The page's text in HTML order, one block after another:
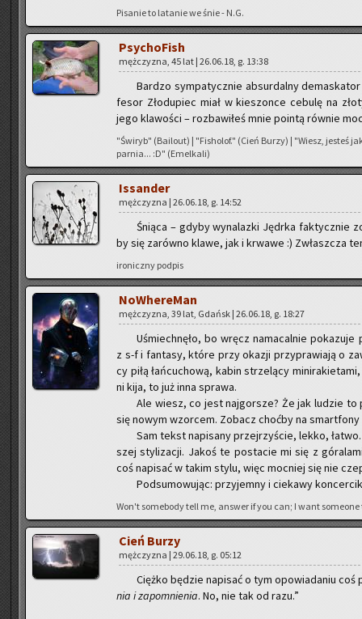
Pi­sa­nie to la­ta­nie we śnie - N.G.
Psy­cho­Fish
męż­czy­zna, 45 lat | 26.06.18, g. 13:38
Bar­dzo sym­pa­tycz­nie ab­sur­dal­ny
fe­sor Zło­du­piec miał w kie­szon­ce ce­bu­lę na
jego kla­wo­ści – roz­ba­wi­łeś mnie po­in­tą rów­nie
"Świ­ryb" (Ba­ilo­ut) | "Fi­sho­lof." (Cień Burzy) | "Wiesz,
par­nia... :D" (Emel­ka­li)
Is­san­der
męż­czy­zna | 26.06.18, g. 14:52
Śnią­ca – gdyby wy­na­laz­ki Ję­dr­ka fak­tycz­nie
by się za­rów­no klawe, jak i krwa­we :) Zwłasz­cza
iro­nicz­ny pod­pis
No­Whe­re­Man
męż­czy­zna, 39 lat, Gdańsk | 26.06.18, g. 18:27
Uśmiech­nę­ło, bo wręcz na­ma­cal­nie
z s-f i fan­ta­sy, które przy oka­zji przy­pra­wia­ją o
cy piłą łań­cu­cho­wą, kabin strze­lą­cy
ni kija, to już inna spra­wa.
Ale wiesz, co jest naj­gor­sze? Że jak lu­dzie
się nowym wzor­cem. Zo­bacz choć­by na smart­fo­ny
Sam tekst na­pi­sa­ny przej­rzy­ście, lekko,
szej sty­li­za­cji. Jakoś te po­sta­cie mi się z
coś na­pi­sać w takim stylu, więc moc­niej się nie
Pod­su­mo­wu­jąc: przy­jem­ny i cie­ka­wy
Won't so­me­bo­dy tell me, an­swer if you can; I want
Cień Burzy
męż­czy­zna | 29.06.18, g. 05:12
Cięż­ko bę­dzie na­pi­sać o tym opo­wia­da­niu
nia i za­po­mnie­nia. No, nie tak od razu.”